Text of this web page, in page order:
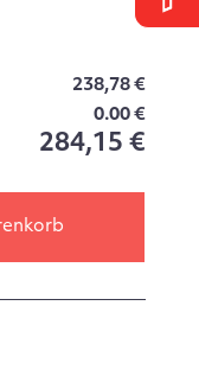
238,78 €
0.00 €
284,15 €